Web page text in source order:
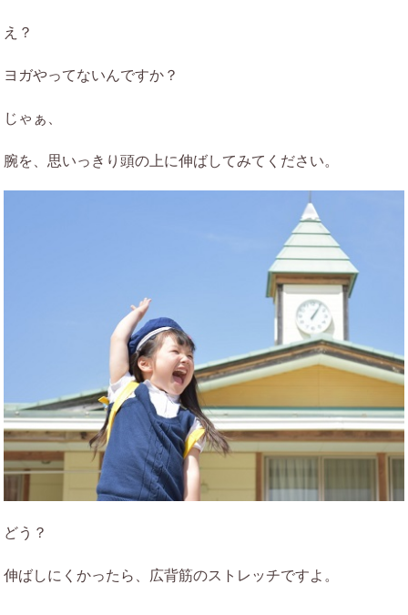
え？
ヨガやってないんですか？
じゃぁ、
腕を、思いっきり頭の上に伸ばしてみてください。
どう？
伸ばしにくかったら、広背筋のストレッチですよ。